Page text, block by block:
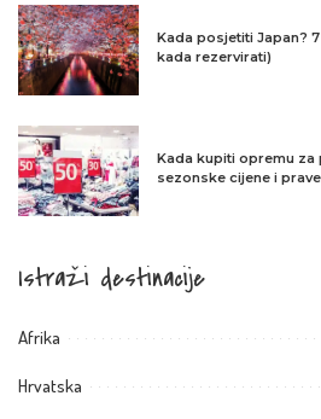
Kada posjetiti Japan?
kada rezervirati)
Kada kupiti opremu za
sezonske cijene i
Istraži destinacije
Afrika
Hrvatska